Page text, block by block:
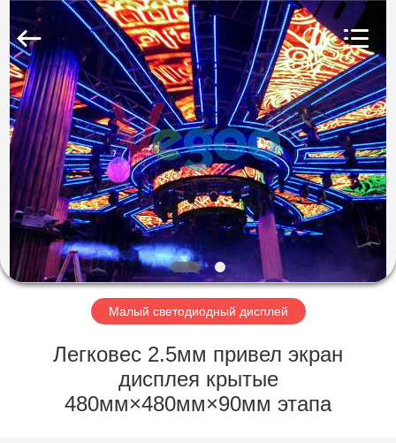
ДОМОЙ
ПРОДУКТЫ
ВИДЕО
О
НАС
ЭКСКУРСИЯ
ЗАВОДУ
Shenzhen
Weigu
Electronic
Technology
Co.,
Ltd..
Rights
Reserved.
Малый светодиодный дисплей
Легковес 2.5мм привел экран
дисплея крытые
480мм×480мм×90мм этапа